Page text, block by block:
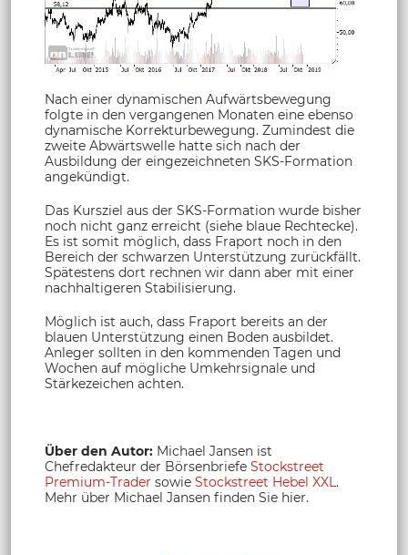
Nach einer dynamischen Aufwärtsbewegung
folgte in den vergangenen Monaten eine ebenso
dynamische Korrekturbewegung. Zumindest die
zweite Abwärtswelle hatte sich nach der
Ausbildung der eingezeichneten SKS-Formation
angekündigt.
Das Kursziel aus der SKS-Formation wurde bisher
noch nicht ganz erreicht (siehe blaue Rechtecke).
Es ist somit möglich, dass Fraport noch in den
Bereich der schwarzen Unterstützung zurückfällt.
Spätestens dort rechnen wir dann aber mit einer
nachhaltigeren Stabilisierung.
Möglich ist auch, dass Fraport bereits an der
blauen Unterstützung einen Boden ausbildet.
Anleger sollten in den kommenden Tagen und
Wochen auf mögliche Umkehrsignale und
Stärkezeichen achten.
Über den Autor: Michael Jansen ist
Chefredakteur der Börsenbriefe Stockstreet
Premium-Trader sowie Stockstreet Hebel XXL.
Mehr über Michael Jansen finden Sie hier.